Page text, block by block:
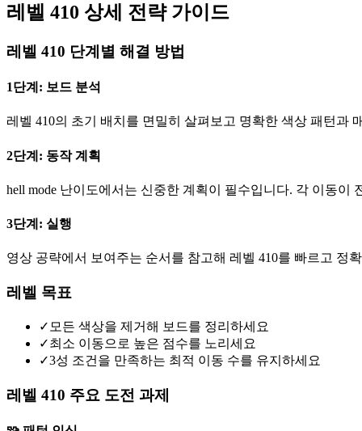
레벨 410 상세 전략 가이드
레벨 410 단계별 해결 방법
1단계: 보드 분석
레벨 410의 초기 배치를 면밀히 살펴보고 명확한 색상 패턴과
2단계: 동작 계획
hell mode 난이도에서는 신중한 계획이 필수입니다. 각 이동이
3단계: 실행
영상 공략에서 보여주는 순서를 참고해 레벨 410를 빠르고 정
레벨 목표
✓ 모든 색상을 제거해 보드를 정리하세요
✓최소 이동으로 높은 점수를 노리세요
✓3성 조건을 만족하는 최적 이동 수를 유지하세요
레벨 410 주요 도전 과제